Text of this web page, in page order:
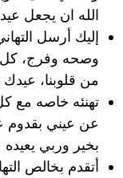
الله ان يجعل
إليك أرسل
وصحه وفرج، كل
من قلوبنا،
تهنئه خاصه مع
عن عيني بقدوم
بخير وربي يعيده
أتقدم بخالص